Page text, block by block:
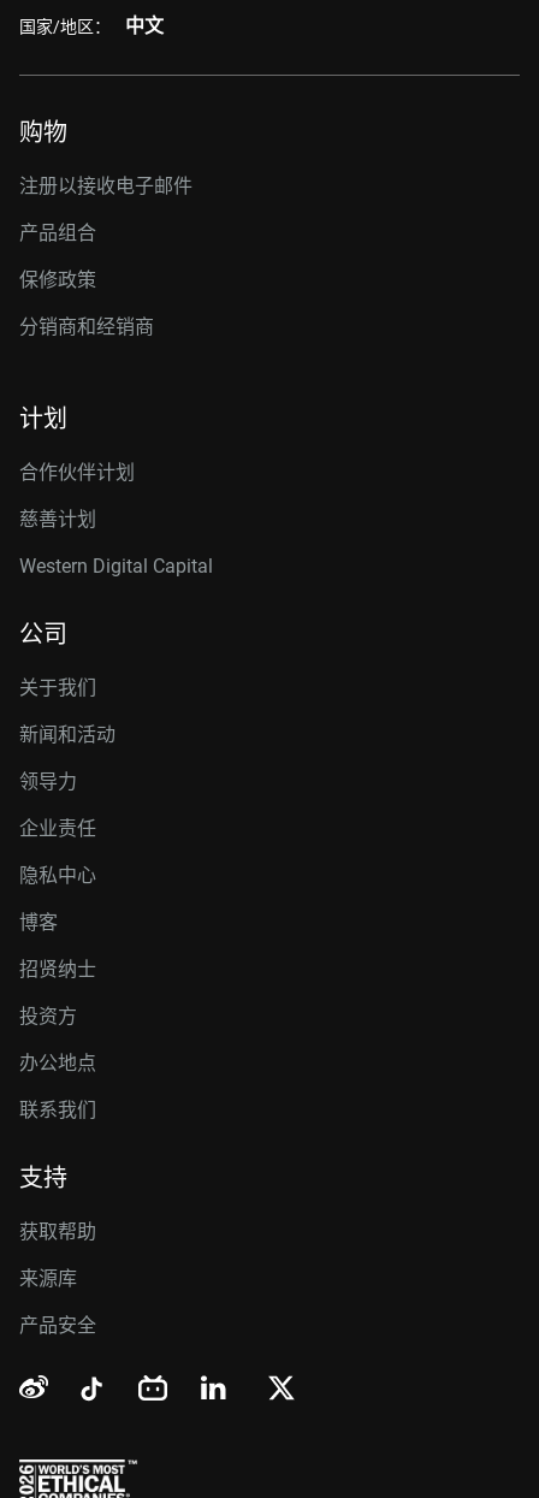
国家/地区： 中文
购物
注册以接收电子邮件
产品组合
保修政策
分销商和经销商
计划
合作伙伴计划
慈善计划
Western Digital Capital
公司
关于我们
新闻和活动
领导力
企业责任
隐私中心
博客
招贤纳士
投资方
办公地点
联系我们
支持
获取帮助
来源库
产品安全